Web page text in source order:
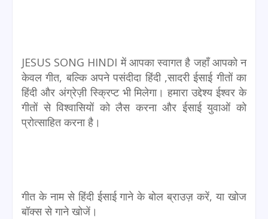
JESUS SONG HINDI में आपका स्वागत है जहाँ आपको न
केवल गीत, बल्कि अपने पसंदीदा हिंदी ,सादरी ईसाई गीतों का
हिंदी और अंग्रेज़ी स्क्रिप्ट भी मिलेगा। हमारा उद्देश्य ईश्वर के
गीतों से विश्वासियों को लैस करना और ईसाई युवाओं को
प्रोत्साहित करना है।
गीत के नाम से हिंदी ईसाई गाने के बोल ब्राउज़ करें, या खोज
बॉक्स से गाने खोजें।